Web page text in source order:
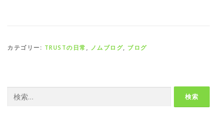
カテゴリー: TRUSTの日常 , ノムブログ, ブログ
索: